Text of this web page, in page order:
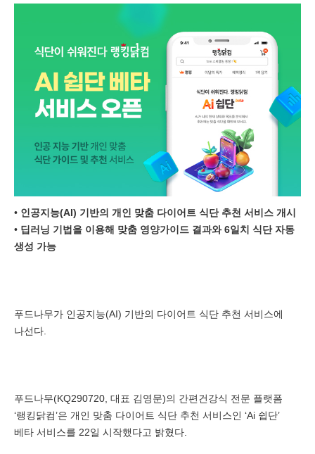
• 인공지능(AI) 기반의 개인 맞춤 다이어트 식단 추천 서비스 개시
• 딥러닝 기법을 이용해 맞춤 영양가이드 결과와 6일치 식단 자동
생성 가능
푸드나무가 인공지능(AI) 기반의 다이어트 식단 추천 서비스에
나선다.
푸드나무(KQ290720, 대표 김영문)의 간편건강식 전문 플랫폼
‘랭킹닭컴’은 개인 맞춤 다이어트 식단 추천 서비스인 ‘Ai 쉽단’
베타 서비스를 22일 시작했다고 밝혔다.